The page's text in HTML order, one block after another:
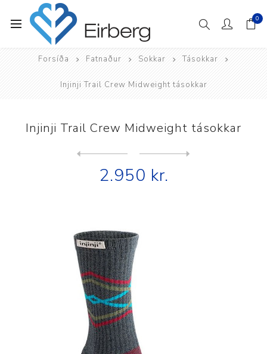
0
Forsíða Fatnaður Sokkar Tásokkar
Injinji Trail Crew Midweight tásokkar
Injinji Trail Crew Midweight tásokkar
2.950 kr.